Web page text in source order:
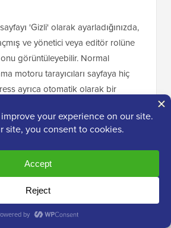
gizlemek SEO'nuza zarar
önlemek için yaygın ve
gizliye ayarladığımda ne
'Gizli' olarak ayarladığınızda,
motoru tarayıcıları sayfaya hiç
ayrıca otomatik olarak bir
bu nedenle gizli sayfalar
görünmez.